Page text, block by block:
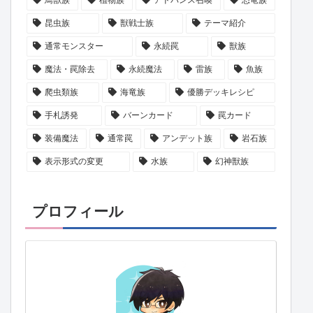
昆虫族 獣戦士族 テーマ紹介
通常モンスター 永続罠 獣族
魔法・罠除去 永続魔法 雷族 魚族
爬虫類族 海竜族 優勝デッキレシピ
手札誘発 バーンカード 罠カード
装備魔法 通常罠 アンデット族 岩石族
表示形式の変更 水族 幻神獣族
プロフィール